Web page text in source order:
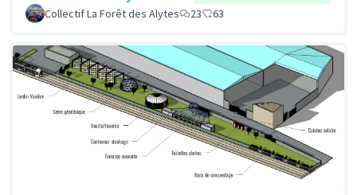
Collectif La Forêt des Alytes
23 63